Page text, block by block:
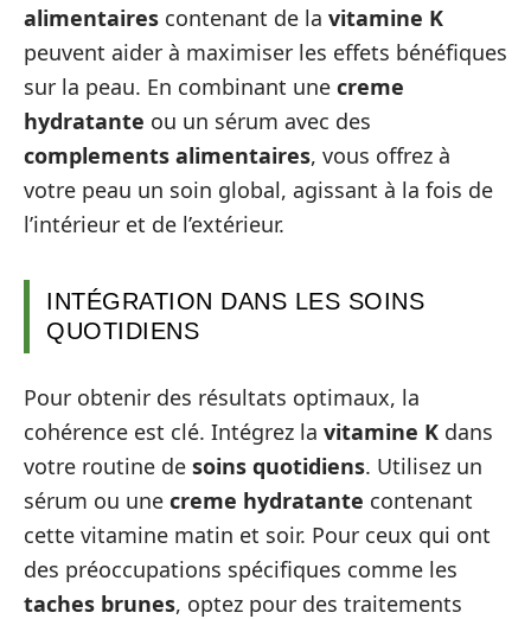
alimentaires contenant de la vitamine K
peuvent aider à maximiser les effets bénéfiques
sur la peau. En combinant une creme
hydratante ou un sérum avec des
complements alimentaires, vous offrez à
votre peau un soin global, agissant à la fois de
l’intérieur et de l’extérieur.
INTÉGRATION DANS LES SOINS
QUOTIDIENS
Pour obtenir des résultats optimaux, la
cohérence est clé. Intégrez la vitamine K dans
votre routine de soins quotidiens. Utilisez un
sérum ou une creme hydratante contenant
cette vitamine matin et soir. Pour ceux qui ont
des préoccupations spécifiques comme les
taches brunes, optez pour des traitements